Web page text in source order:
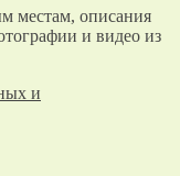
местам, описания
и видео из
и